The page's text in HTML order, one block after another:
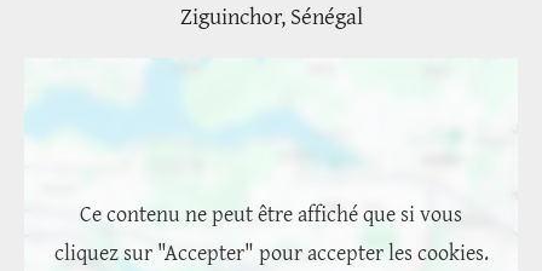
Ziguinchor, Sénégal
Ce contenu ne peut être affiché que si vous
cliquez sur "Accepter" pour accepter les cookies.